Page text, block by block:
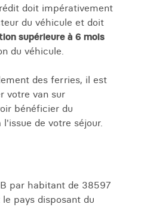
doit impérativement
du véhicule et doit
supérieure à 6 mois
du véhicule.
des ferries, il est
votre van sur
bénéficier du
de votre séjour.
par habitant de 38597
pays disposant du